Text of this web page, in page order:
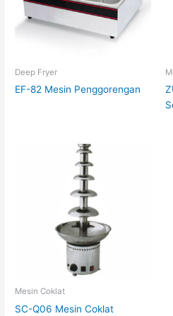
Deep Fryer
EF-82 Mesin Penggorengan
Mesin Coklat
SC-Q06 Mesin Coklat